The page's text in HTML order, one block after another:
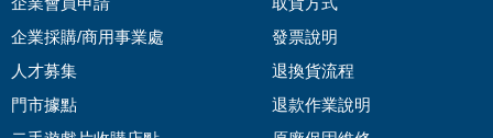
企業採購/商用事業處
人才募集
門市據點
發票說明
退換貨流程
退款作業說明